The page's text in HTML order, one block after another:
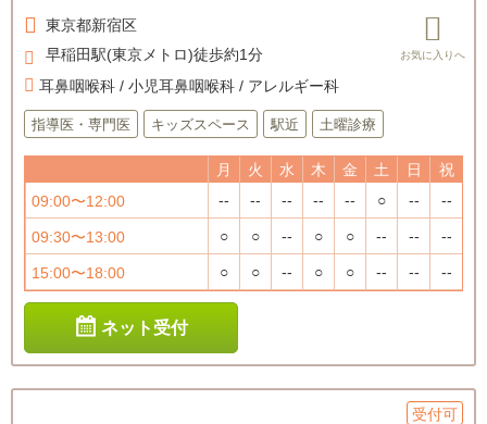
東京都新宿区
早稲田駅(東京メトロ)徒歩約1分
耳鼻咽喉科 / 小児耳鼻咽喉科 / アレルギー科
指導医・専門医 キッズスペース 駅近 土曜診療
月 火 水 木 金 土 日
祝
09:00〜12:00
-- -- -- -- -- ○ -- --
09:30〜13:00 ○ ○ -- ○ ○ -- -- --
15:00〜18:00 ○ ○ -- ○ ○ -- -- --
ネット受付
受付可